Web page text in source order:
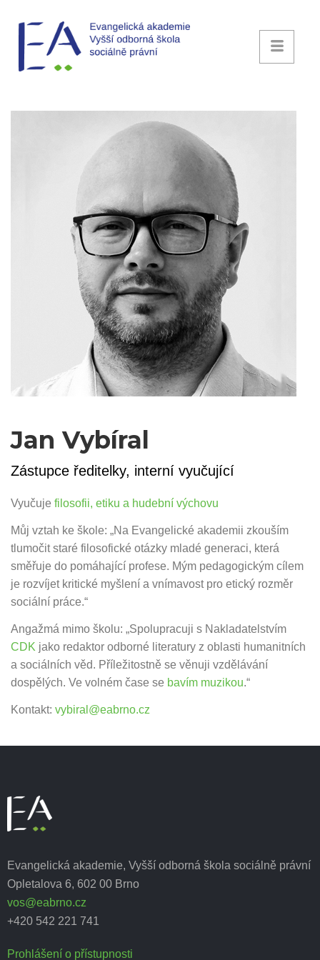
Jan Vybíral
Zástupce ředitelky, interní vyučující
Vyučuje filosofii, etiku a hudební výchovu
Můj vztah ke škole: „Na Evangelické akademii zkouším
tlumočit staré filosofické otázky mladé generaci, která
směřuje do pomáhající profese. Mým pedagogickým cílem
je rozvíjet kritické myšlení a vnímavost pro etický rozměr
sociální práce.“
Angažmá mimo školu: „Spolupracuji s Nakladatelstvím
CDK jako redaktor odborné literatury z oblasti humanitních
a sociálních věd. Příležitostně se věnuji vzdělávání
dospělých. Ve volném čase se bavím muzikou.“
Kontakt: vybiral@eabrno.cz
Evangelická akademie, Vyšší odborná škola sociálně právní
Opletalova 6, 602 00 Brno
vos@eabrno.cz
+420 542 221 741
Prohlášení o přístupnosti